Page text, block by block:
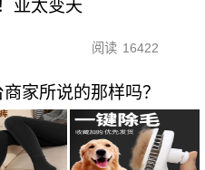
亚太变天
阅读 16422
家所说的那样吗？